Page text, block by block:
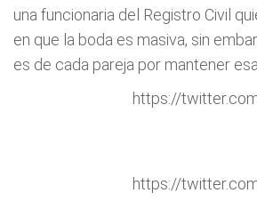
una funcionaria del Registro Civil
en que la boda es masiva, sin
es de cada pareja por mantener esa
https://
https://